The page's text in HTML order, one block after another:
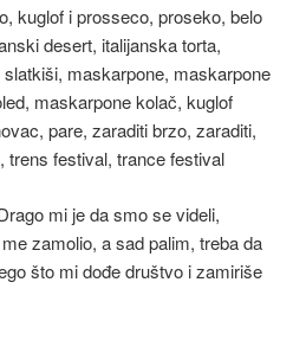
mi je da smo se videli,
zamolio, a sad palim, treba da
što mi dođe društvo i zamiriše